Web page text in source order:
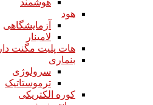
هوشمند
هود
آزمایشگاهی
لامینار​​​​​​​
هات پلیت مگنت دار​​​​​​​
بنماری
سرولوژی
ترموستاتیک
کوره الکتریکی